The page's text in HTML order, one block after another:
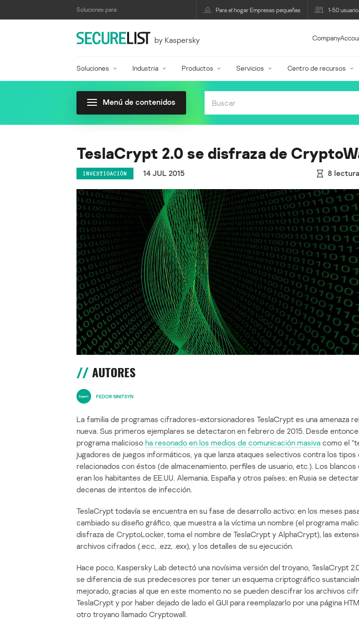
Soluciones para: Para el hogar Empresas pequeñas 1-50
by Kaspersky
Soluciones Industria Productos Servicios Centro de recursos
Menú de contenidos
TeslaCrypt 2.0 se disfraza de
INVESTIGACIÓN 14 JUL 2015 8
AUTORES
FEDOR SINITSYN
La familia de programas cifradores-extorsionadores TeslaCrypt es una amenaza
nueva. Sus primeros ejemplares se detectaron en febrero de 2015. Desde
programa malicioso ha resonado en los medios de comunicación masiva como el
jugadores de juegos informáticos, ya que lanza ataques selectivos contra los tipos
relacionados con éstos (de almacenamiento, perfiles de usuario, etc.). Los
eran los habitantes de EE.UU. Alemania, España y otros países; en Rusia se
decenas de intentos de infección.
TeslaCrypt todavía se encuentra en su fase de desarrollo activo: en los meses
cambiado su diseño gráfico, que muestra a la víctima un nombre (el programa
disfraza de CryptoLocker, toma el nombre de TeslaCrypt y AlphaCrypt), las
archivos cifrados (.ecc, .ezz, .exx), y los detalles de su ejecución.
Hace poco, Kaspersky Lab detectó una novísima versión del troyano, TeslaCrypt
se diferencia de sus predecesores por tener un esquema criptográfico
mejorado, gracias al que en este momento no se pueden descifrar los archivos
TeslaCrypt y por haber dejado de lado el GUI para reemplazarlo por una página
otro troyano llamado Cryptowall.